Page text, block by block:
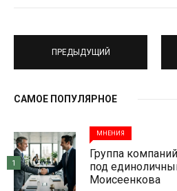
ПРЕДЫДУЩИЙ
САМОЕ ПОПУЛЯРНОЕ
МНЕНИЯ
Группа
под
Моисеенкова
1